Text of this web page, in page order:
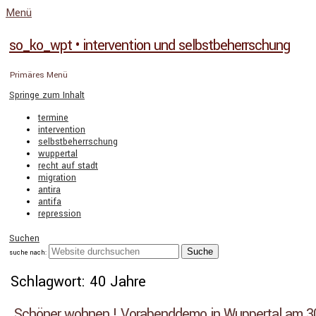
Menü
so_ko_wpt • intervention und selbstbeherrschung
Primäres Menü
Springe zum Inhalt
termine
intervention
selbstbeherrschung
wuppertal
recht auf stadt
migration
antira
antifa
repression
Suchen
suche nach:
Schlagwort: 40 Jahre